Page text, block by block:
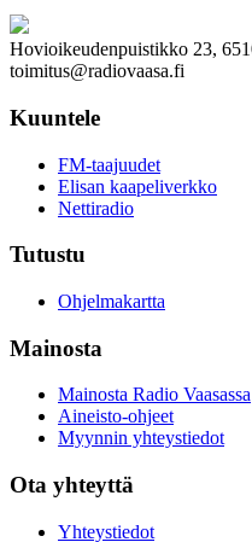
Hovioikeudenpuistikko 23,
toimitus@radiovaasa.fi
Kuuntele
FM-taajuudet
Elisan kaapeliverkko
Nettiradio
Tutustu
Ohjelmakartta
Mainosta
Mainosta Radio Vaasassa
Aineisto-ohjeet
Myynnin yhteystiedot
Ota yhteyttä
Yhteystiedot